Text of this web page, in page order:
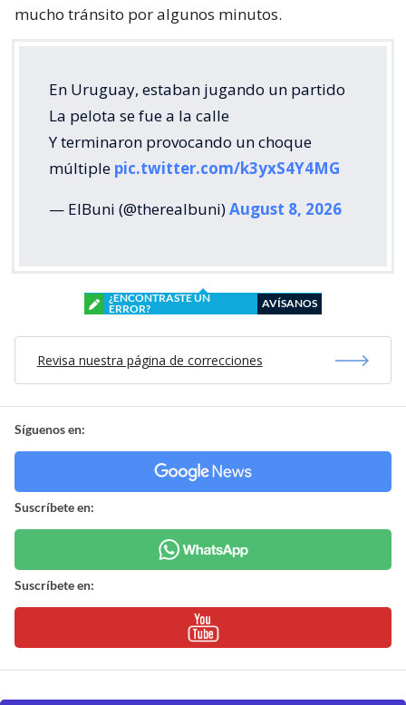
mucho tránsito por algunos minutos.
En Uruguay, estaban jugando un partido
La pelota se fue a la calle
Y terminaron provocando un choque
múltiple pic.twitter.com/k3yxS4Y4MG
— ElBuni (@therealbuni)August 8, 2026
¿ENCONTRASTE UN
ERROR?
AVÍSANOS
Revisa nuestra página de correcciones
Síguenos en:
Suscríbete en:
Suscríbete en: